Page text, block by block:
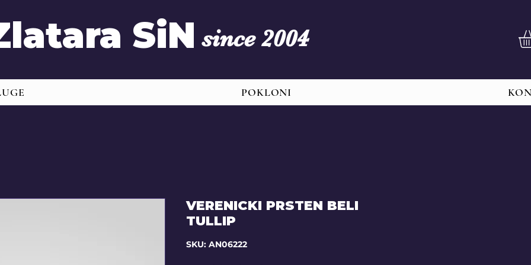
SiN since 2004
POKLONI
VERENICKI PRSTEN BELI
TULLIP
SKU: AN06222